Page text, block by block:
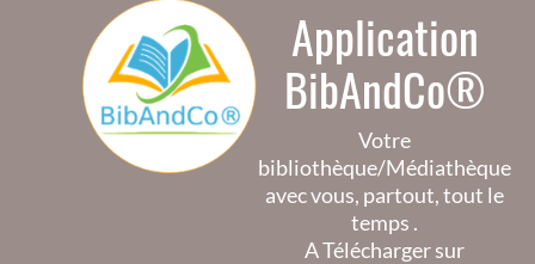
Application
BibAndCo®
Votre
bibliothèque/Médiathèque
avec vous, partout, tout le
temps .
A Télécharger sur